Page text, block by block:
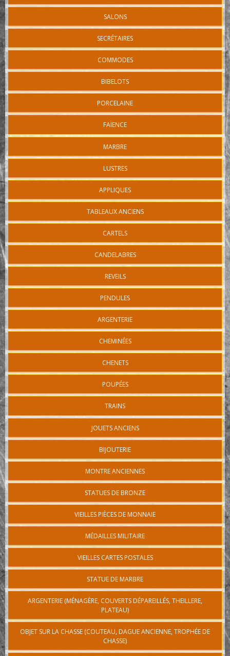
SALONS
SECRÉTAIRES
COMMODES
BIBELOTS
PORCELAINE
FAÏENCE
MARBRE
LUSTRES
APPLIQUES
TABLEAUX ANCIENS
CARTELS
CANDELABRES
REVEILS
PENDULES
ARGENTERIE
CHEMINÉES
CHENETS
POUPÉES
TRAINS
JOUETS ANCIENS
BIJOUTERIE
MONTRE ANCIENNES
STATUES DE BRONZE
VIEILLES PIÈCES DE MONNAIE
MÉDAILLES MILITAIRE
VIEILLES CARTES POSTALES
STATUE DE MARBRE
ARGENTERIE (MÉNAGÈRE, COUVERTS DÉPAREILLÉS, THEILLERE,
PLATEAU)
OBJET SUR LA CHASSE (COUTEAU, DAGUE ANCIENNE, TROPHÉE DE
CHASSE)